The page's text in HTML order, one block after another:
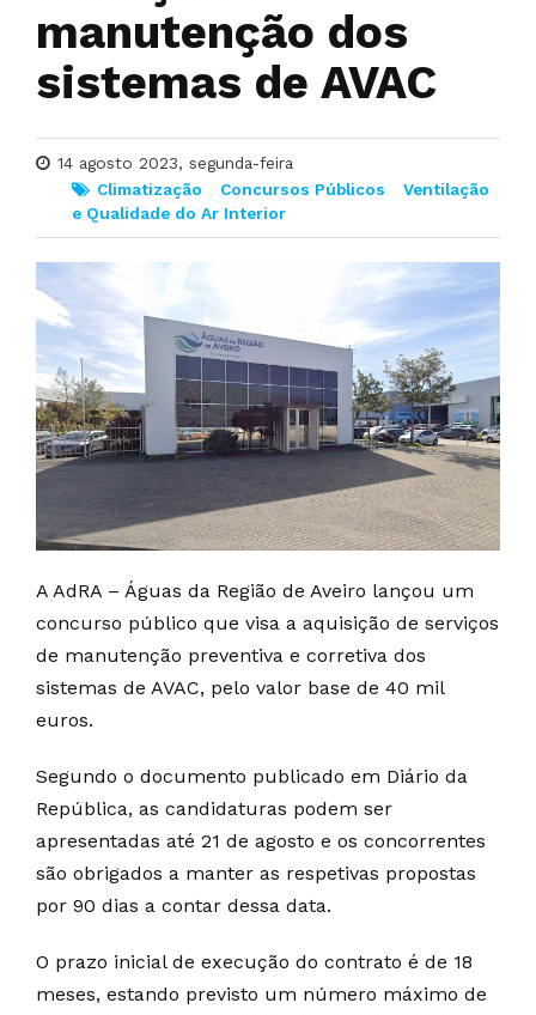
manutenção dos
sistemas de AVAC
14 agosto 2023, segunda-feira
Climatização
Concursos Públicos
Ventilação
e Qualidade do Ar Interior
A AdRA – Águas da Região de Aveiro lançou um
concurso público que visa a aquisição de serviços
de manutenção preventiva e corretiva dos
sistemas de AVAC, pelo valor base de 40 mil
euros.
Segundo o documento publicado em Diário da
República, as candidaturas podem ser
apresentadas até 21 de agosto e os concorrentes
são obrigados a manter as respetivas propostas
por 90 dias a contar dessa data.
O prazo inicial de execução do contrato é de 18
meses, estando previsto um número máximo de